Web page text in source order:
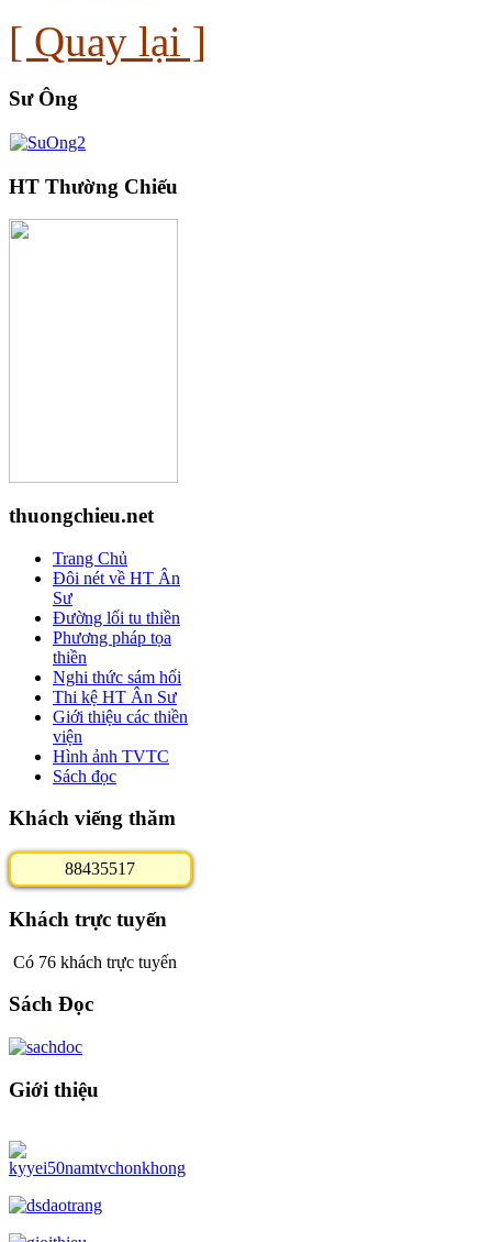
[ Quay lại ]
Sư Ông
HT Thường Chiếu
thuongchieu.net
Trang Chủ
Đôi nét về HT Ân
Sư
Đường lối tu thiền
Phương pháp tọa
thiền
Nghi thức sám hối
Thi kệ HT Ân Sư
Giới thiệu các thiền
viện
Hình ảnh TVTC
Sách đọc
Khách viếng thăm
8843551 7
Khách trực tuyến
Có 76 khách trực tuyến
Sách Đọc
Giới thiệu